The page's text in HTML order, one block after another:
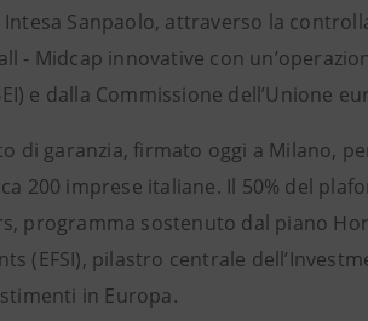
Intesa Sanpaolo, attraverso la
- Midcap innovative con
e dalla Commissione dell’Unione
di garanzia, firmato oggi a Milano,
200 imprese italiane. Il 50% del
programma sostenuto dal piano
(EFSI), pilastro centrale
in Europa.